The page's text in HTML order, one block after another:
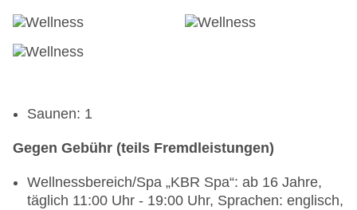
Saunen: 1
Gegen Gebühr (teils Fremdleistungen)
Wellnessbereich/Spa „KBR Spa“: ab 16 Jahre,
täglich 11:00 Uhr - 19:00 Uhr, Sprachen: englisch,